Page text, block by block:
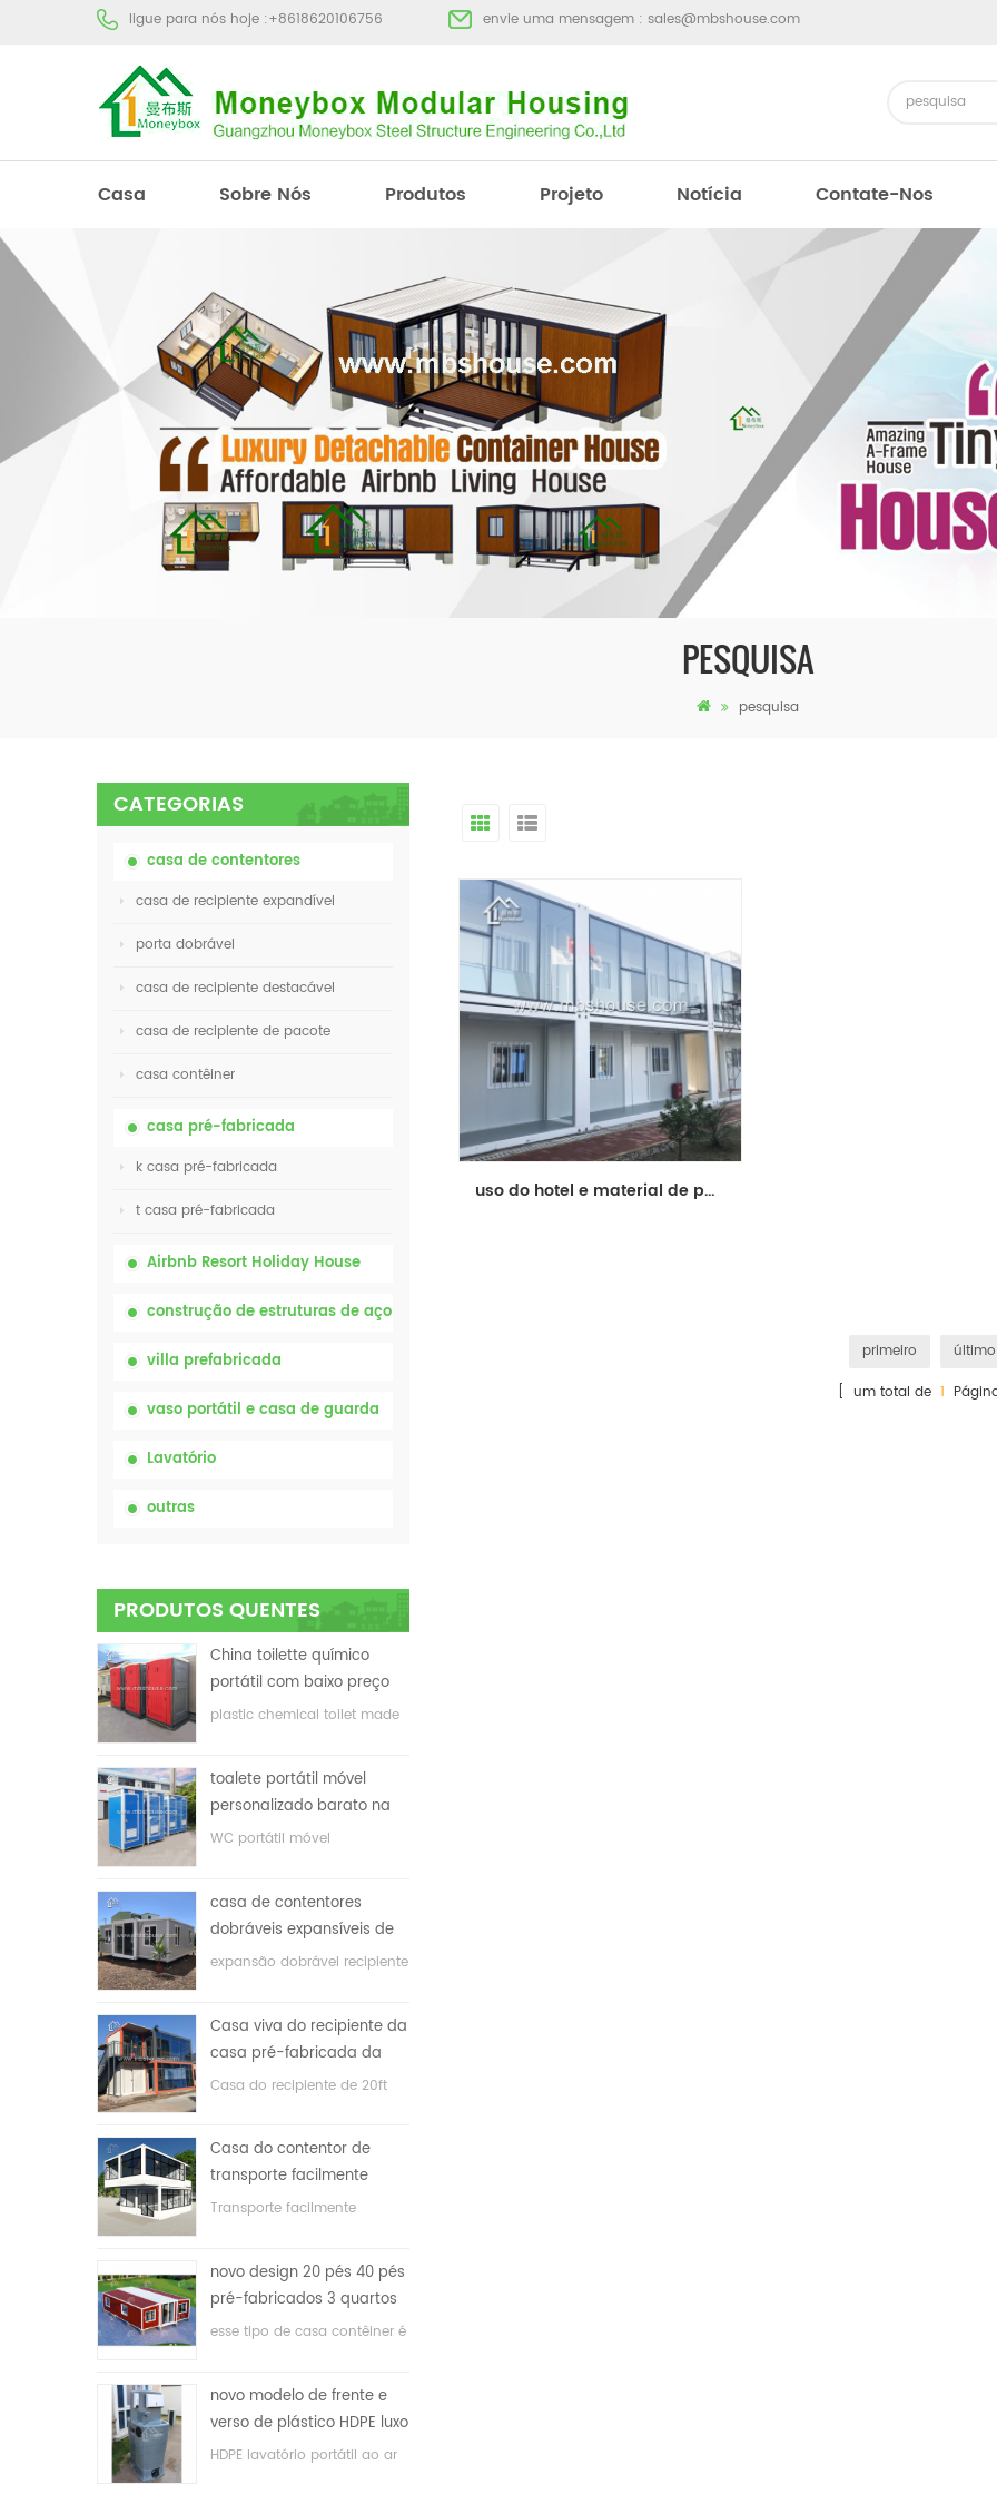
ligue para nós hoje :+8618620106756 envie uma mensagem : sales@mbshouse.com
Casa Sobre Nós Produtos Projeto Notícia Contate-Nos
PESQUISA
pesquisa
CATEGORIAS
casa de contentores
casa de recipiente expandível
porta dobrável
casa de recipiente destacável
casa de recipiente de pacote
casa contêiner
casa pré-fabricada
k casa pré-fabricada
t casa pré-fabricada
Airbnb Resort Holiday House
construção de estruturas de aço
villa prefabricada
vaso portátil e casa de guarda
Lavatório
outras
PRODUTOS QUENTES
China toilette químico
portátil com baixo preço
plastic chemical toilet made
toalete portátil móvel
personalizado barato na
China para o local de
WC portátil móvel
casa de contentores
dobráveis ​​expansíveis de
baixo preço
expansão dobrável recipiente
Casa viva do recipiente da
casa pré-fabricada da
prova de fogo de 20ft em
Casa do recipiente de 20ft
Casa do contentor de
transporte facilmente
montada e conveniente
Transporte facilmente
novo design 20 pés 40 pés
pré-fabricados 3 quartos
minúscula casa recipiente
esse tipo de casa contêiner é
e com sistema elétrico.
novo modelo de frente e
verso de plástico HDPE luxo
público banheiro lavatório
HDPE lavatório portátil ao ar
uso do hotel e material de painel de sanduíche pré-fabricada casa recipiente
primeiro
último
[ um total de1